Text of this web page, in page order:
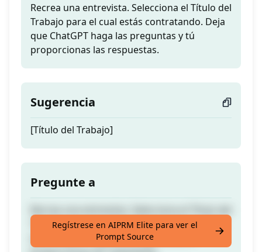
Recrea una entrevista. Selecciona el Título del
Trabajo para el cual estás contratando. Deja
que ChatGPT haga las preguntas y tú
proporcionas las respuestas.
Sugerencia
[Título del Trabajo]
Pregunte a
Trabajo para el cual estás contratando. Deja
que ChatGPT haga las preguntas y tú
Regístrese en AIPRM Elite para ver el
Prompt Source